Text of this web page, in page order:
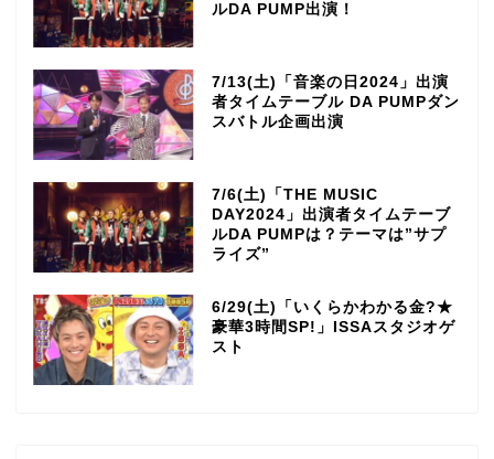
ルDA PUMP出演！
7/13(土)「音楽の日2024」出演
者タイムテーブル DA PUMPダン
スバトル企画出演
7/6(土)「THE MUSIC
DAY2024」出演者タイムテーブ
ルDA PUMPは？テーマは”サプ
ライズ”
6/29(土)「いくらかわかる金?★
豪華3時間SP!」ISSAスタジオゲ
スト